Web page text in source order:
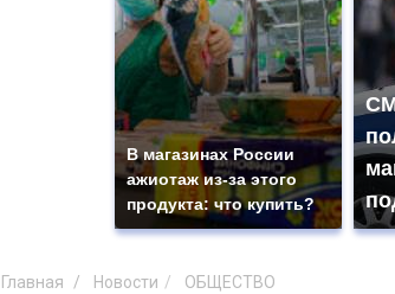
В магазинах России
ажиотаж из-за этого
продукта: что купить?
Главная Новости ОБЩЕСТВО